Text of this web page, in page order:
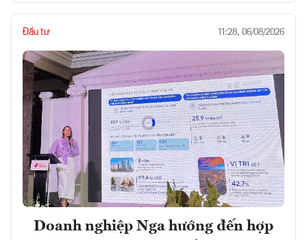
Đầu tư 11:28, 06/08/2026
Doanh nghiệp Nga hướng đến hợp